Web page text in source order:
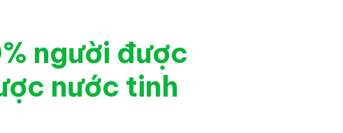
người được
nước tinh